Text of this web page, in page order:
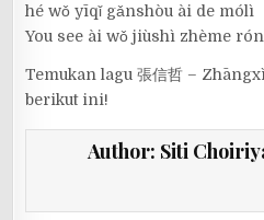
hé wǒ yīqǐ gǎnshòu ài de mólì
You see ài wǒ jiùshì zhème
Temukan lagu 張信哲 –
berikut ini!
Author: Siti